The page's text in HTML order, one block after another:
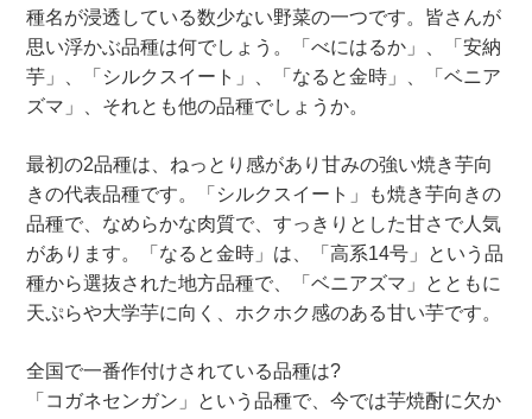
種名が浸透している数少ない野菜の一つです。皆さんが
思い浮かぶ品種は何でしょう。「べにはるか」、「安納
芋」、「シルクスイート」、「なると金時」、「ベニア
ズマ」、それとも他の品種でしょうか。
最初の2品種は、ねっとり感があり甘みの強い焼き芋向
きの代表品種です。「シルクスイート」も焼き芋向きの
品種で、なめらかな肉質で、すっきりとした甘さで人気
があります。「なると金時」は、「高系14号」という品
種から選抜された地方品種で、「ベニアズマ」とともに
天ぷらや大学芋に向く、ホクホク感のある甘い芋です。
全国で一番作付けされている品種は?
「コガネセンガン」という品種で、今では芋焼酎に欠か